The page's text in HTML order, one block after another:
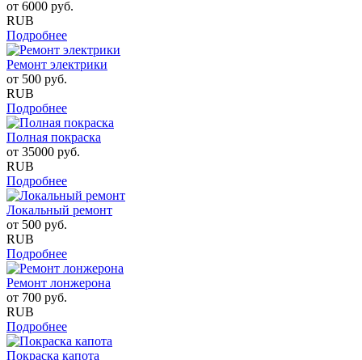
от 6000 руб.
RUB
Подробнее
Ремонт электрики
от 500 руб.
RUB
Подробнее
Полная покраска
от 35000 руб.
RUB
Подробнее
Локальный ремонт
от 500 руб.
RUB
Подробнее
Ремонт лонжерона
от 700 руб.
RUB
Подробнее
Покраска капота